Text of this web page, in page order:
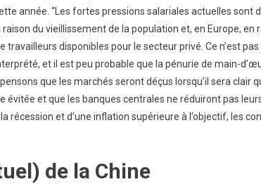
année. “Les fortes pressions salariales actuelles sont
du vieillissement de la population et, en Europe, en
travailleurs disponibles pour le secteur privé. Ce n’est
et il est peu probable que la pénurie de main-
que les marchés seront déçus lorsqu’il sera clair
évitée et que les banques centrales ne réduiront pas
récession et d’une inflation supérieure à l’objectif, les
de la Chine